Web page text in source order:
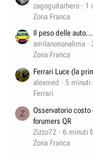
zagoguitarhero
1
Zona Franca
Il peso delle
amilanononalima
Zona Franca
Ferrari Luce (la
alexmed
5 minuti
Ferrari
Z
Osservatorio
forumers QR
Zizzo72
6 minuti
Zona Franca